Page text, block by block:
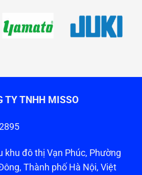
TY TNHH MISSO
khu đô thị Vạn Phúc, Phường
Thành phố Hà Nội, Việt